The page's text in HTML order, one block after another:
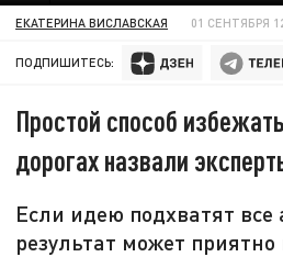
ЕКАТЕРИНА ВИСЛАВСКАЯ 01 СЕНТЯБРЯ
ПОДПИШИТЕСЬ:
Простой способ
дорогах назвали
Если идею подхватят
результат может